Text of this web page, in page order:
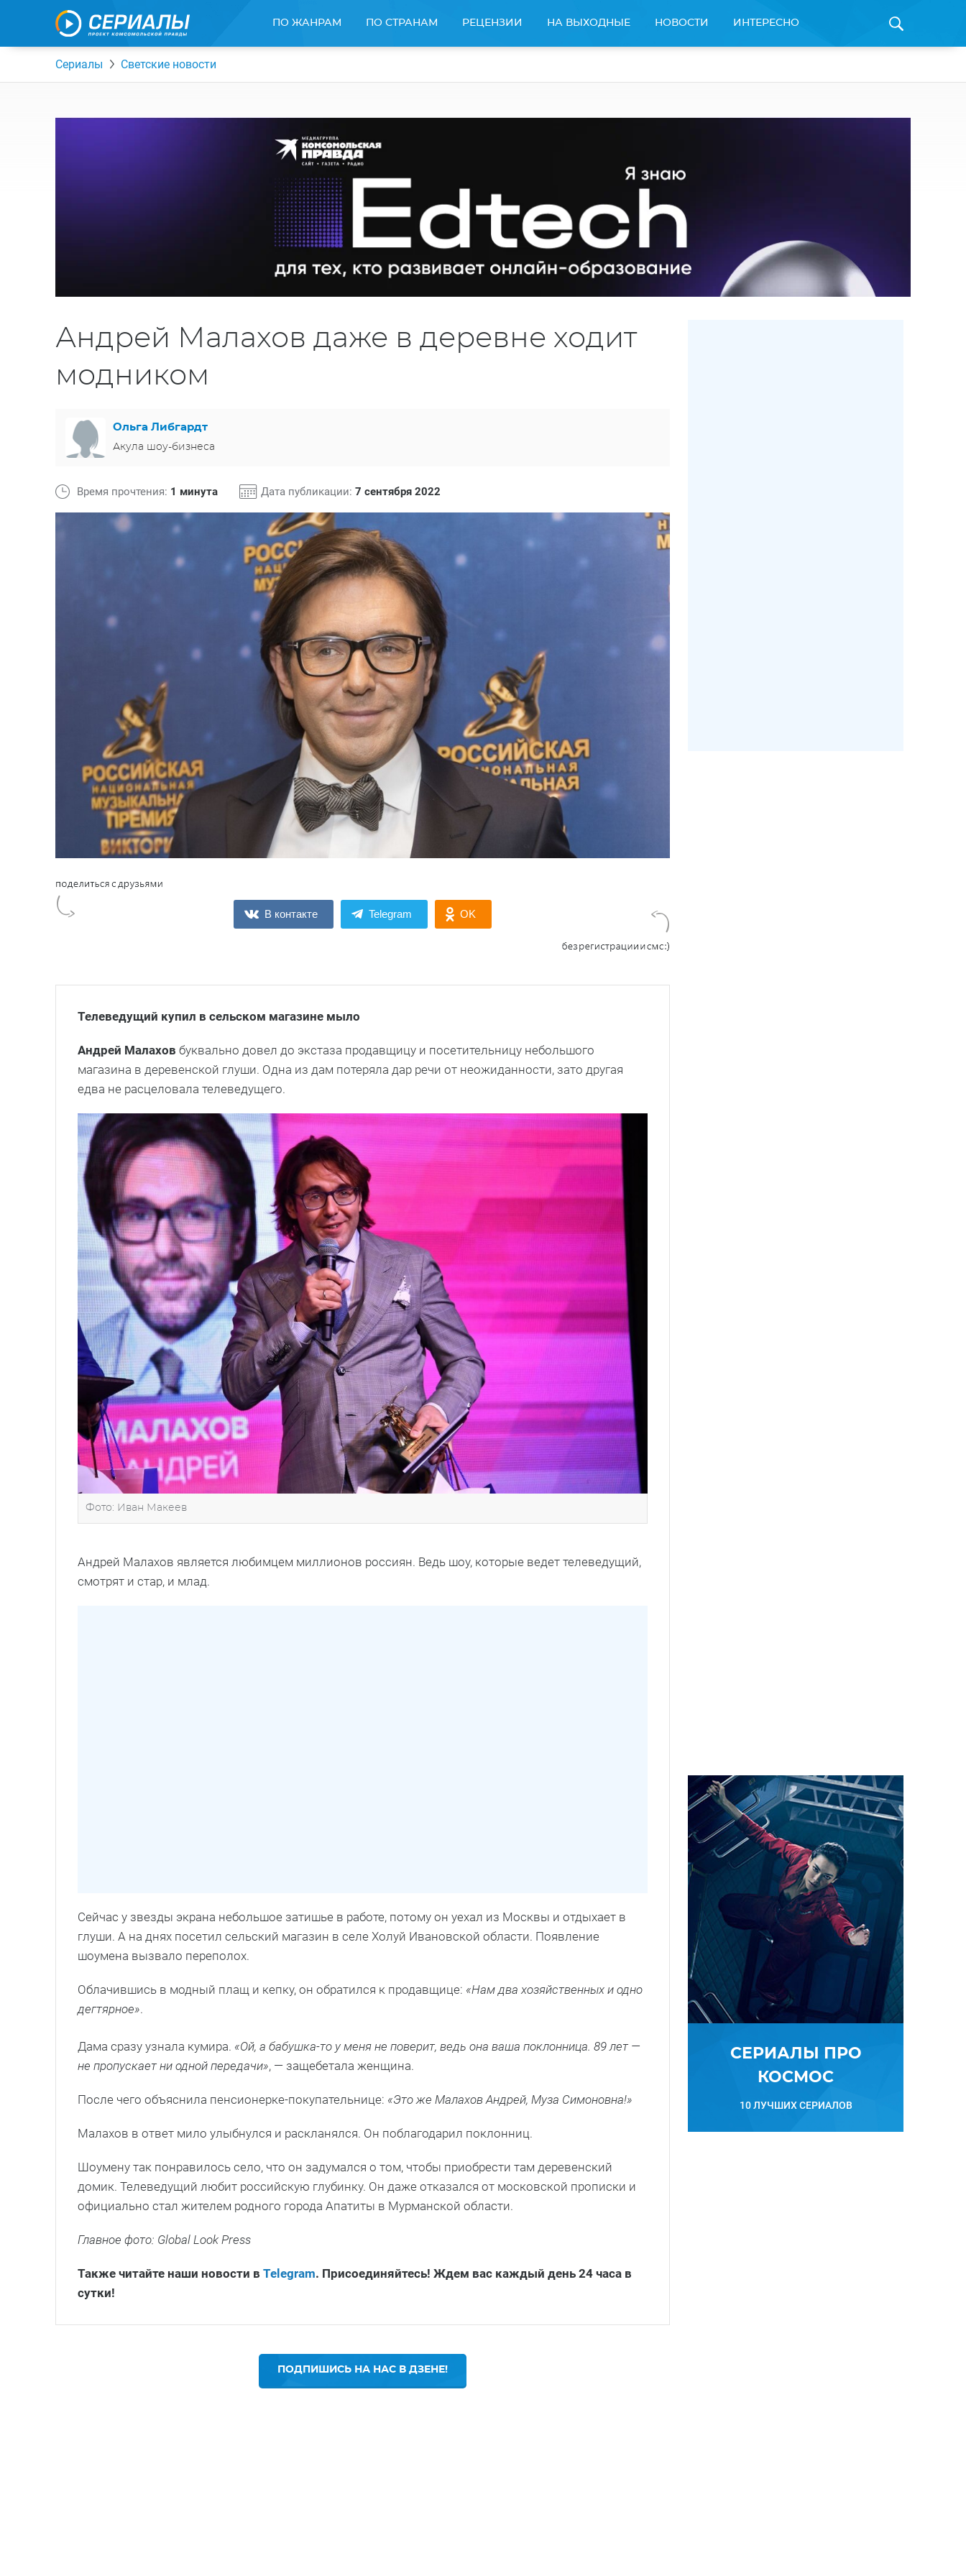
ПО ЖАНРАМ ПО СТРАНАМ РЕЦЕНЗИИ НА ВЫХОДНЫЕ НОВОСТИ ИНТЕРЕСНО
Сериалы Светские новости
Андрей Малахов даже в деревне ходит
модником
Ольга Либгардт
Акула шоу-бизнеса
Время прочтения: 1 минута Дата публикации: 7 сентября 2022
В контакте Telegram OK
Телеведущий купил в сельском магазине мыло
Андрей Малахов буквально довел до экстаза продавщицу и посетительницу небольшого
магазина в деревенской глуши. Одна из дам потеряла дар речи от неожиданности, зато другая
едва не расцеловала телеведущего.
Фото: Иван Макеев
Андрей Малахов является любимцем миллионов россиян. Ведь шоу, которые ведет телеведущий,
смотрят и стар, и млад.
Сейчас у звезды экрана небольшое затишье в работе, потому он уехал из Москвы и отдыхает в
глуши. А на днях посетил сельский магазин в селе Холуй Ивановской области. Появление
шоумена вызвало переполох.
Облачившись в модный плащ и кепку, он обратился к продавщице: «Нам два хозяйственных и одно
дегтярное».
Дама сразу узнала кумира. «Ой, а бабушка-то у меня не поверит, ведь она ваша поклонница. 89 лет —
не пропускает ни одной передачи», — защебетала женщина.
После чего объяснила пенсионерке-покупательнице: «Это же Малахов Андрей, Муза Симоновна!»
Малахов в ответ мило улыбнулся и раскланялся. Он поблагодарил поклонниц.
Шоумену так понравилось село, что он задумался о том, чтобы приобрести там деревенский
домик. Телеведущий любит российскую глубинку. Он даже отказался от московской прописки и
официально стал жителем родного города Апатиты в Мурманской области.
Главное фото: Global Look Press
Также читайте наши новости в Telegram. Присоединяйтесь! Ждем вас каждый день 24 часа в
сутки!
ПОДПИШИСЬ НА НАС В ДЗЕНЕ!
СЕРИАЛЫ ПРО
КОСМОС
10 ЛУЧШИХ СЕРИАЛОВ